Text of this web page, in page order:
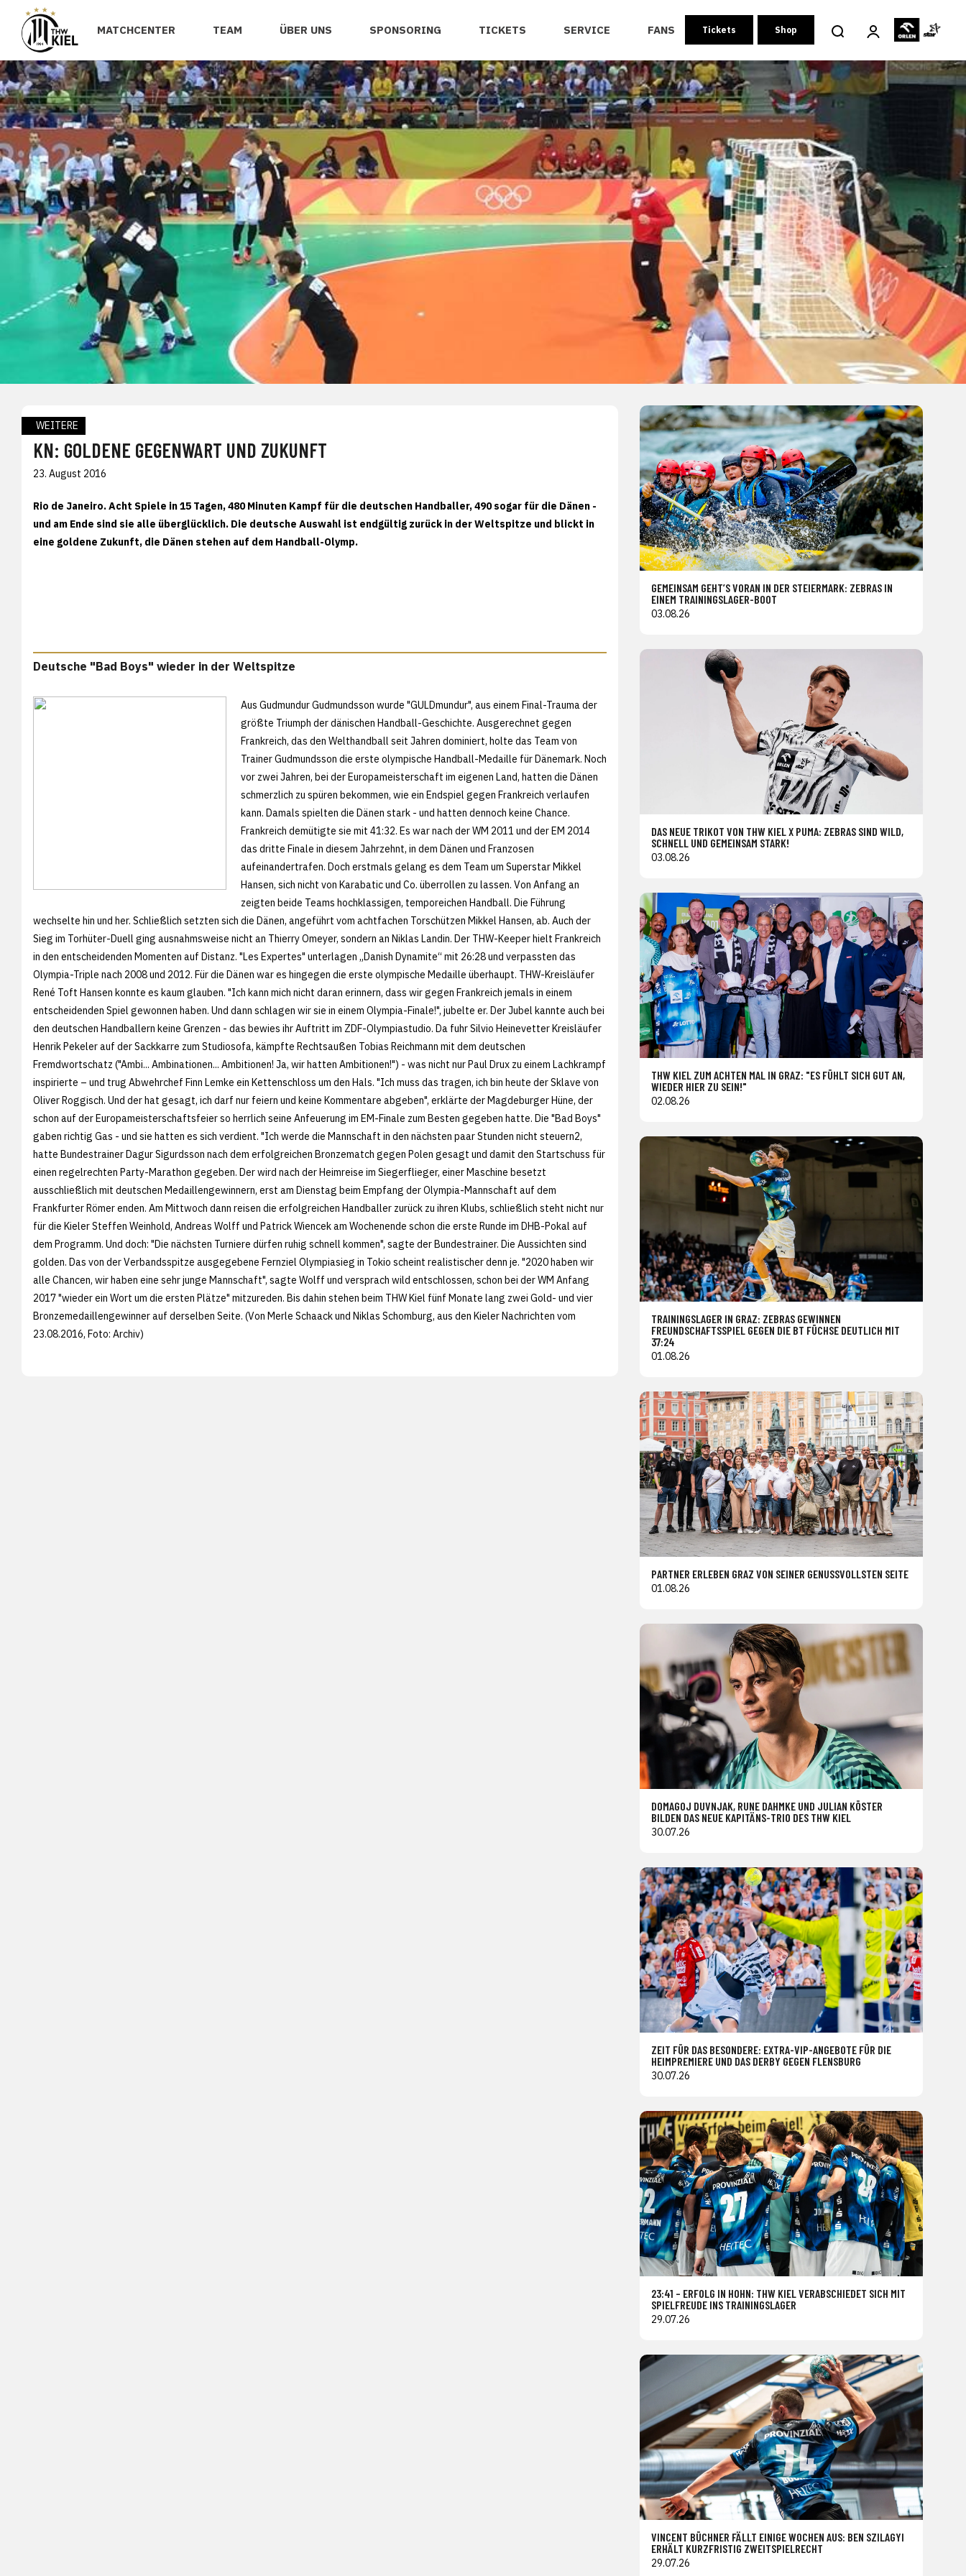
MATCHCENTER TEAM ÜBER UNS SPONSORING TICKETS SERVICE FANS Tickets Shop
WEITERE
KN: GOLDENE GEGENWART UND ZUKUNFT
23. August 2016
Rio de Janeiro. Acht Spiele in 15 Tagen, 480 Minuten Kampf für die deutschen Handballer, 490 sogar für die Dänen -
und am Ende sind sie alle überglücklich. Die deutsche Auswahl ist endgültig zurück in der Weltspitze und blickt in
eine goldene Zukunft, die Dänen stehen auf dem Handball-Olymp.
Deutsche "Bad Boys" wieder in der Weltspitze
Aus Gudmundur Gudmundsson wurde "GULDmundur", aus einem Final-Trauma der
größte Triumph der dänischen Handball-Geschichte. Ausgerechnet gegen
Frankreich, das den Welthandball seit Jahren dominiert, holte das Team von
Trainer Gudmundsson die erste olympische Handball-Medaille für Dänemark. Noch
vor zwei Jahren, bei der Europameisterschaft im eigenen Land, hatten die Dänen
schmerzlich zu spüren bekommen, wie ein Endspiel gegen Frankreich verlaufen
kann. Damals spielten die Dänen stark - und hatten dennoch keine Chance.
Frankreich demütigte sie mit 41:32. Es war nach der WM 2011 und der EM 2014
das dritte Finale in diesem Jahrzehnt, in dem Dänen und Franzosen
aufeinandertrafen. Doch erstmals gelang es dem Team um Superstar Mikkel
Hansen, sich nicht von Karabatic und Co. überrollen zu lassen. Von Anfang an
zeigten beide Teams hochklassigen, temporeichen Handball. Die Führung
wechselte hin und her. Schließlich setzten sich die Dänen, angeführt vom achtfachen Torschützen Mikkel Hansen, ab. Auch der
Sieg im Torhüter-Duell ging ausnahmsweise nicht an Thierry Omeyer, sondern an Niklas Landin. Der THW-Keeper hielt Frankreich
in den entscheidenden Momenten auf Distanz. "Les Expertes" unterlagen „Danish Dynamite“ mit 26:28 und verpassten das
Olympia-Triple nach 2008 und 2012. Für die Dänen war es hingegen die erste olympische Medaille überhaupt. THW-Kreisläufer
René Toft Hansen konnte es kaum glauben. "Ich kann mich nicht daran erinnern, dass wir gegen Frankreich jemals in einem
entscheidenden Spiel gewonnen haben. Und dann schlagen wir sie in einem Olympia-Finale!", jubelte er. Der Jubel kannte auch bei
den deutschen Handballern keine Grenzen - das bewies ihr Auftritt im ZDF-Olympiastudio. Da fuhr Silvio Heinevetter Kreisläufer
Henrik Pekeler auf der Sackkarre zum Studiosofa, kämpfte Rechtsaußen Tobias Reichmann mit dem deutschen
Fremdwortschatz ("Ambi... Ambinationen... Ambitionen! Ja, wir hatten Ambitionen!") - was nicht nur Paul Drux zu einem Lachkrampf
inspirierte – und trug Abwehrchef Finn Lemke ein Kettenschloss um den Hals. "Ich muss das tragen, ich bin heute der Sklave von
Oliver Roggisch. Und der hat gesagt, ich darf nur feiern und keine Kommentare abgeben", erklärte der Magdeburger Hüne, der
schon auf der Europameisterschaftsfeier so herrlich seine Anfeuerung im EM-Finale zum Besten gegeben hatte. Die "Bad Boys"
gaben richtig Gas - und sie hatten es sich verdient. "Ich werde die Mannschaft in den nächsten paar Stunden nicht steuern2,
hatte Bundestrainer Dagur Sigurdsson nach dem erfolgreichen Bronzematch gegen Polen gesagt und damit den Startschuss für
einen regelrechten Party-Marathon gegeben. Der wird nach der Heimreise im Siegerflieger, einer Maschine besetzt
ausschließlich mit deutschen Medaillengewinnern, erst am Dienstag beim Empfang der Olympia-Mannschaft auf dem
Frankfurter Römer enden. Am Mittwoch dann reisen die erfolgreichen Handballer zurück zu ihren Klubs, schließlich steht nicht nur
für die Kieler Steffen Weinhold, Andreas Wolff und Patrick Wiencek am Wochenende schon die erste Runde im DHB-Pokal auf
dem Programm. Und doch: "Die nächsten Turniere dürfen ruhig schnell kommen", sagte der Bundestrainer. Die Aussichten sind
golden. Das von der Verbandsspitze ausgegebene Fernziel Olympiasieg in Tokio scheint realistischer denn je. "2020 haben wir
alle Chancen, wir haben eine sehr junge Mannschaft", sagte Wolff und versprach wild entschlossen, schon bei der WM Anfang
2017 "wieder ein Wort um die ersten Plätze" mitzureden. Bis dahin stehen beim THW Kiel fünf Monate lang zwei Gold- und vier
Bronzemedaillengewinner auf derselben Seite. (Von Merle Schaack und Niklas Schomburg, aus den Kieler Nachrichten vom
23.08.2016, Foto: Archiv)
GEMEINSAM GEHT’S VORAN IN DER STEIERMARK: ZEBRAS IN
EINEM TRAININGSLAGER-BOOT
03.08.26
DAS NEUE TRIKOT VON THW KIEL X PUMA: ZEBRAS SIND WILD,
SCHNELL UND GEMEINSAM STARK!
03.08.26
THW KIEL ZUM ACHTEN MAL IN GRAZ: "ES FÜHLT SICH GUT AN,
WIEDER HIER ZU SEIN!"
02.08.26
TRAININGSLAGER IN GRAZ: ZEBRAS GEWINNEN
FREUNDSCHAFTSSPIEL GEGEN DIE BT FÜCHSE DEUTLICH MIT
37:24
01.08.26
PARTNER ERLEBEN GRAZ VON SEINER GENUSSVOLLSTEN SEITE
01.08.26
DOMAGOJ DUVNJAK, RUNE DAHMKE UND JULIAN KÖSTER
BILDEN DAS NEUE KAPITÄNS-TRIO DES THW KIEL
30.07.26
ZEIT FÜR DAS BESONDERE: EXTRA-VIP-ANGEBOTE FÜR DIE
HEIMPREMIERE UND DAS DERBY GEGEN FLENSBURG
30.07.26
23:41 – ERFOLG IN HOHN: THW KIEL VERABSCHIEDET SICH MIT
SPIELFREUDE INS TRAININGSLAGER
29.07.26
VINCENT BÜCHNER FÄLLT EINIGE WOCHEN AUS: BEN SZILAGYI
ERHÄLT KURZFRISTIG ZWEITSPIELRECHT
29.07.26